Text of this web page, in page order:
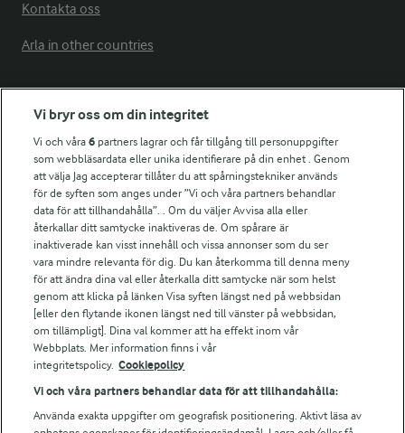
Kontakta oss
Arla in other countries
Fler Arlasajter
För ägare
Arlas kundportal
Arla.com
Falbygdens Ost
Arla webbshop
Bildbank
Följ oss
Vi bryr oss om din integritet
Vi och våra6 partners lagrar och får tillgång till personuppgifter
som webbläsardata eller unika identifierare på din enhet . Genom
att välja Jag accepterar tillåter du att spårningstekniker används
för de syften som anges under ”Vi och våra partners behandlar
data för att tillhandahålla”. . Om du väljer Avvisa alla eller
återkallar ditt samtycke inaktiveras de. Om spårare är
inaktiverade kan visst innehåll och vissa annonser som du ser
vara mindre relevanta för dig. Du kan återkomma till denna meny
för att ändra dina val eller återkalla ditt samtycke när som helst
genom att klicka på länken Visa syften längst ned på webbsidan
[eller den flytande ikonen längst ned till vänster på webbsidan,
om tillämpligt]. Dina val kommer att ha effekt inom vår
Webbplats. Mer information finns i vår
integritetspolicy. Cookiepolicy
Vi och våra partners behandlar data för att tillhandahålla:
Använda exakta uppgifter om geografisk positionering. Aktivt läsa av